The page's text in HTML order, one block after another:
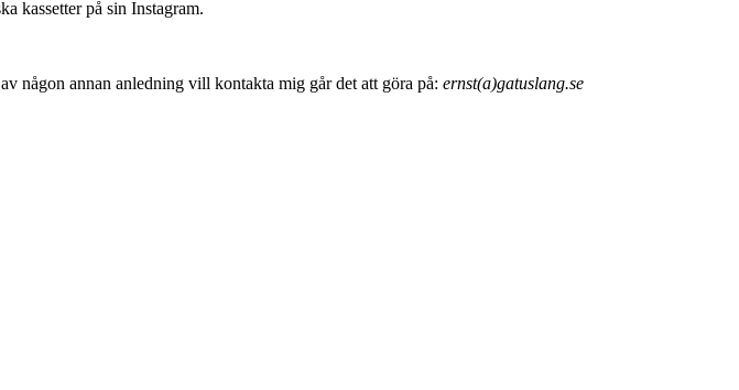
kassetter på sin Instagram.
någon annan anledning vill kontakta mig går det att göra på: ernst(a)gatuslang.se